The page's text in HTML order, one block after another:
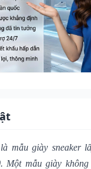
mẫu giày sneaker
Một mẫu giày